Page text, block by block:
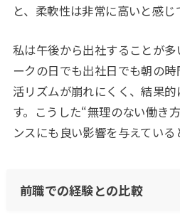
と、柔軟性は非常に高いと感じ
私は午後から出社することが
ークの日でも出社日でも朝の
活リズムが崩れにくく、結果
す。こうした“無理のない働き
ンスにも良い影響を与えている
前職での経験との比較